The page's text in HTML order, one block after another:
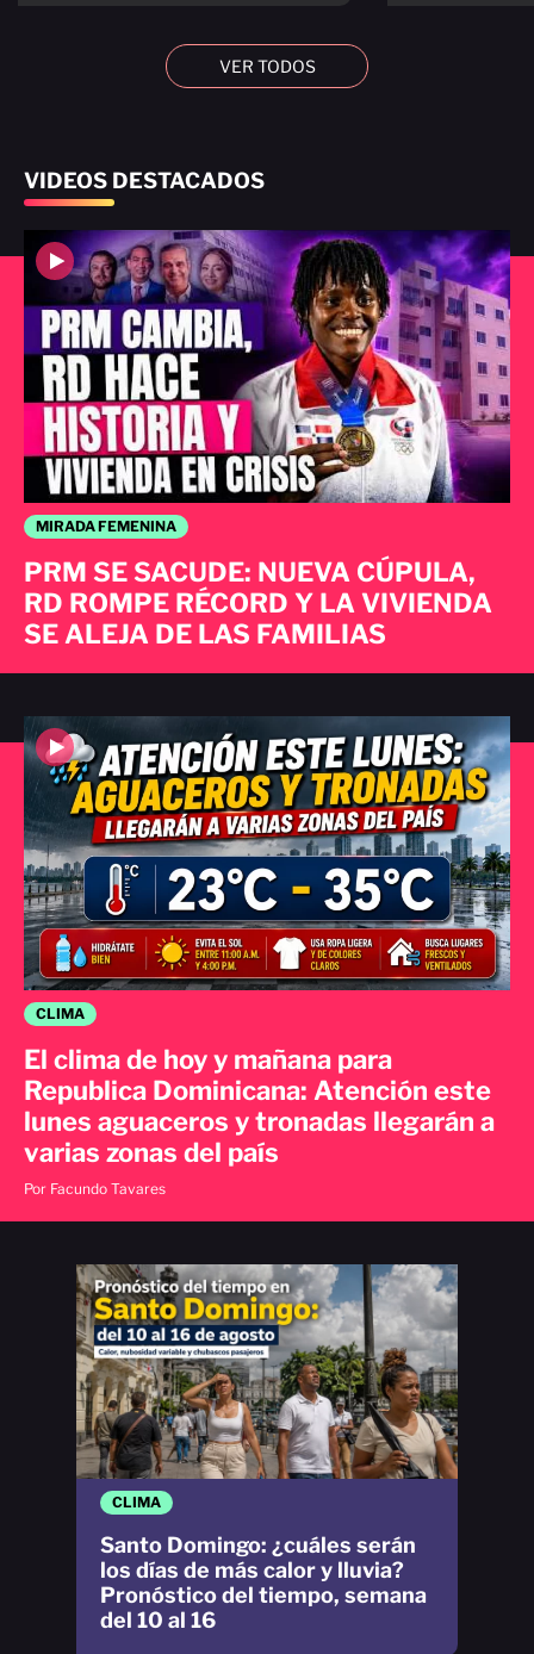
VER TODOS
VIDEOS DESTACADOS
CLIMA
El clima de hoy y mañana para
Republica Dominicana: Atención este
lunes aguaceros y tronadas llegarán a
varias zonas del país
Por Facundo Tavares
MIRADA FEMENINA
PRM SE SACUDE: NUEVA CÚPULA,
RD ROMPE RÉCORD Y LA VIVIENDA
SE ALEJA DE LAS FAMILIAS
CLIMA
Santo Domingo: ¿cuáles serán
los días de más calor y lluvia?
Pronóstico del tiempo, semana
del 10 al 16